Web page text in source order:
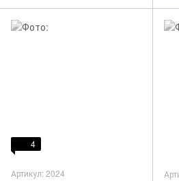
4
Артикул: 2024